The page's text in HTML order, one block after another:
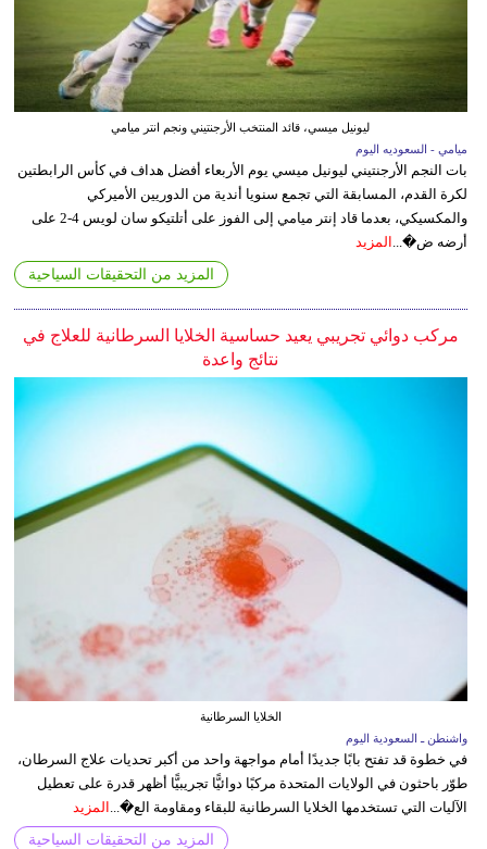
ليونيل ميسي، قائد المنتخب الأرجنتيني ونجم انتر ميامي
ميامي - السعوديه اليوم
بات النجم الأرجنتيني ليونيل ميسي يوم الأربعاء أفضل هداف في كأس الرابطتين
لكرة القدم، المسابقة التي تجمع سنويا أندية من الدوريين الأميركي
والمكسيكي، بعدما قاد إنتر ميامي إلى الفوز على أتلتيكو سان لويس 4-2 على
أرضه ض�... المزيد
المزيد من التحقيقات السياحية
مركب دوائي تجريبي يعيد حساسية الخلايا السرطانية للعلاج في
نتائج واعدة
الخلايا السرطانية
واشنطن ـ السعودية اليوم
في خطوة قد تفتح بابًا جديدًا أمام مواجهة واحد من أكبر تحديات علاج السرطان،
طوّر باحثون في الولايات المتحدة مركبًا دوائيًّا تجريبيًّا أظهر قدرة على تعطيل
الآليات التي تستخدمها الخلايا السرطانية للبقاء ومقاومة الع�...
المزيد
المزيد من التحقيقات السياحية